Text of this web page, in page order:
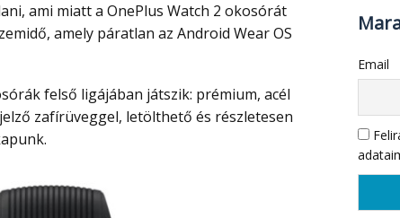
ami miatt a OnePlus Watch 2 okosórát
amely páratlan az Android Wear OS
zafírüveggel, letölthető és részletesen
Email